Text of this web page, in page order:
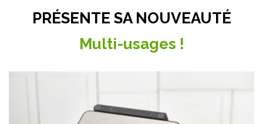
PRÉSENTE SA NOUVEAUTÉ
Multi-usages !